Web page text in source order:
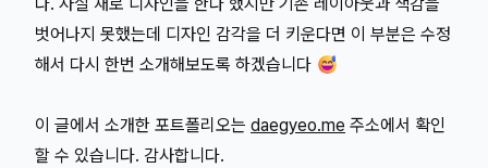
벗어나지 못했는데 디자인 감각을 더 키운다면 이 부분은 수정
해서 다시 한번 소개해보도록 하겠습니다 😅
이 글에서 소개한 포트폴리오는 daegyeo.me 주소에서 확인
할 수 있습니다. 감사합니다.